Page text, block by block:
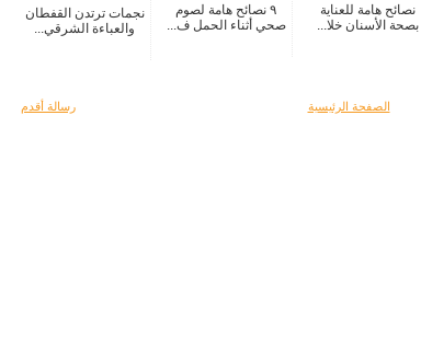
نجمات ترتدن القفطان
والعباءة الشرقي...
٩ نصائح هامة لصوم
صحي أثناء الحمل ف...
نصائح هامة للعناية
بصحة الأسنان خلا...
رسالة أقدم الصفحة الرئيسية